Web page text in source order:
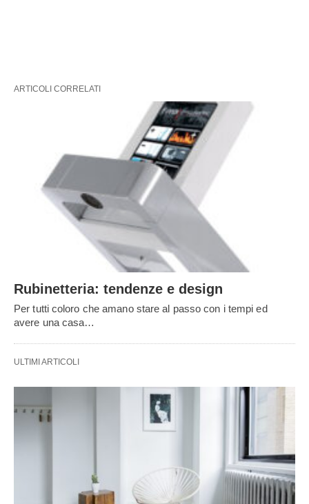
ARTICOLI CORRELATI
Rubinetteria: tendenze e design
Per tutti coloro che amano stare al passo con i tempi ed
avere una casa…
ULTIMI ARTICOLI